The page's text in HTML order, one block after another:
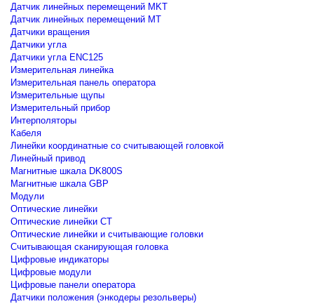
Датчик линейных перемещений MKT
Датчик линейных перемещений MT
Датчики вращения
Датчики угла
Датчики угла ENC125
Измерительная линейка
Измерительная панель оператора
Измерительные щупы
Измерительный прибор
Интерполяторы
Кабеля
Линейки координатные со считывающей головкой
Линейный привод
Магнитные шкала DK800S
Магнитные шкала GBP
Модули
Оптические линейки
Оптические линейки CT
Оптические линейки и считывающие головки
Считывающая сканирующая головка
Цифровые индикаторы
Цифровые модули
Цифровые панели оператора
Датчики положения (энкодеры резольверы)